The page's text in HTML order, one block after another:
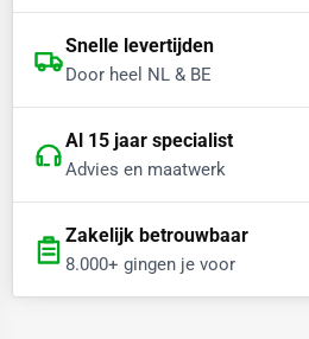
Snelle levertijden
Door heel NL & BE
Al 15 jaar specialist
Advies en maatwerk
Zakelijk betrouwbaar
8.000+ gingen je voor